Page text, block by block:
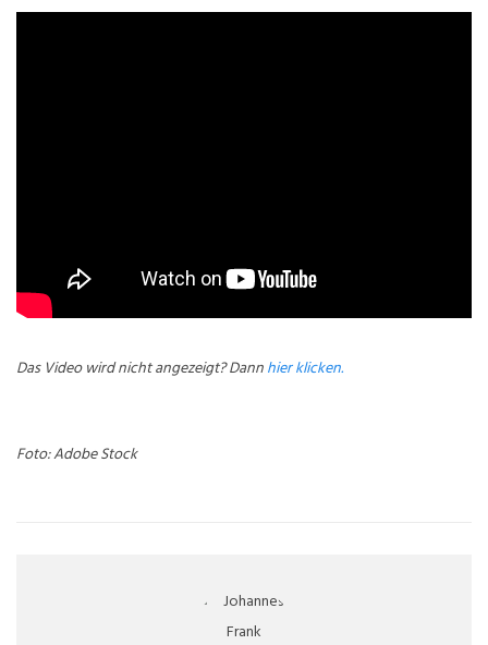
Das Video wird nicht angezeigt? Dannhier klicken.
Foto: Adobe Stock